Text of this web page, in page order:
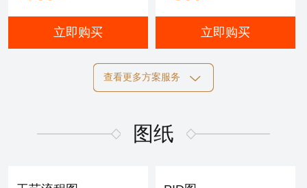
适用于玻璃钢，污水池体清
洁，过滤罐、一体化设备等
定期清洗优惠
立即购买
立即购买 立即购买
服务承诺：包修改
标书制作
文件编写
服务内容：
查看更多方案服务
图纸